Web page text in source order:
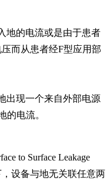
地的电流或是由于患者
而从患者经F型应用部
出现一个来自外部电源
的电流。
to Surface Leakage
设备与地无关联任意两